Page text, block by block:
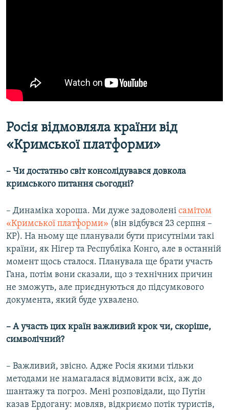
Росія відмовляла країни від
«Кримської платформи»
– Чи достатньо світ консолідувався довкола
кримського питання сьогодні?
– Динаміка хороша. Ми дуже задоволені самітом
«Кримської платформи» (він відбувся 23 серпня –
КР). На ньому ще планували бути присутніми такі
країни, як Нігер та Республіка Конго, але в останній
момент щось сталося. Планувала ще брати участь
Гана, потім вони сказали, що з технічних причин
не зможуть, але приєднуються до підсумкового
документа, який буде ухвалено.
– А участь цих країн важливий крок чи, скоріше,
символічний?
– Важливий, звісно. Адже Росія якими тільки
методами не намагалася відмовити всіх, аж до
шантажу та погроз. Мені розповідали, що Путін
казав Ердогану: мовляв, відкриємо потік туристів,